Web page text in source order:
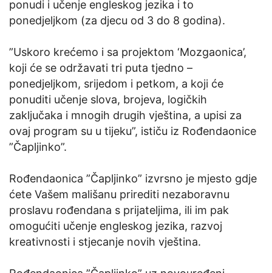
ponudi i učenje engleskog jezika i to
ponedjeljkom (za djecu od 3 do 8 godina).
”Uskoro krećemo i sa projektom ‘Mozgaonica’,
koji će se održavati tri puta tjedno –
ponedjeljkom, srijedom i petkom, a koji će
ponuditi učenje slova, brojeva, logičkih
zaključaka i mnogih drugih vještina, a upisi za
ovaj program su u tijeku”, ističu iz Rođendaonice
”Čapljinko”.
Rođendaonica ”Čapljinko” izvrsno je mjesto gdje
ćete Vašem mališanu prirediti nezaboravnu
proslavu rođendana s prijateljima, ili im pak
omogućiti učenje engleskog jezika, razvoj
kreativnosti i stjecanje novih vještina.